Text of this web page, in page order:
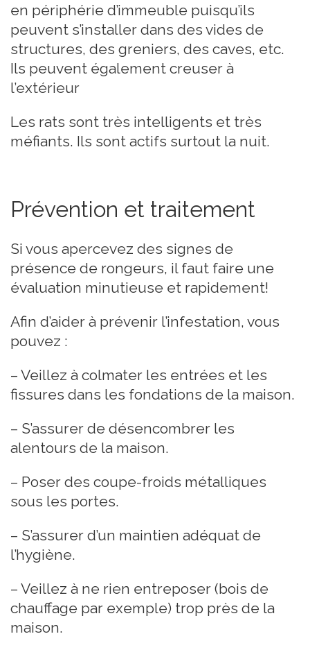
en périphérie d’immeuble puisqu’ils
peuvent s’installer dans des vides de
structures, des greniers, des caves, etc.
Ils peuvent également creuser à
l’extérieur
Les rats sont très intelligents et très
méfiants. Ils sont actifs surtout la nuit.
Prévention et traitement
Si vous apercevez des signes de
présence de rongeurs, il faut faire une
évaluation minutieuse et rapidement!
Afin d’aider à prévenir l’infestation, vous
pouvez :
– Veillez à colmater les entrées et les
fissures dans les fondations de la maison.
– S’assurer de désencombrer les
alentours de la maison.
– Poser des coupe-froids métalliques
sous les portes.
– S’assurer d’un maintien adéquat de
l’hygiène.
– Veillez à ne rien entreposer (bois de
chauffage par exemple) trop près de la
maison.